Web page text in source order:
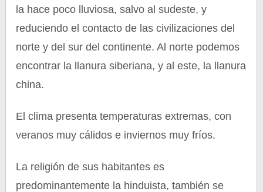
la hace poco lluviosa, salvo al sudeste, y
reduciendo el contacto de las civilizaciones del
norte y del sur del continente. Al norte podemos
encontrar la llanura siberiana, y al este, la llanura
china.
El clima presenta temperaturas extremas, con
veranos muy cálidos e inviernos muy fríos.
La religión de sus habitantes es
predominantemente la hinduista, también se